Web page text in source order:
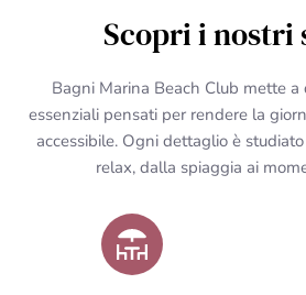
Scopri i nostri
Bagni Marina Beach Club mette a
essenziali pensati per rendere la
accessibile. Ogni dettaglio è
relax, dalla spiaggia ai